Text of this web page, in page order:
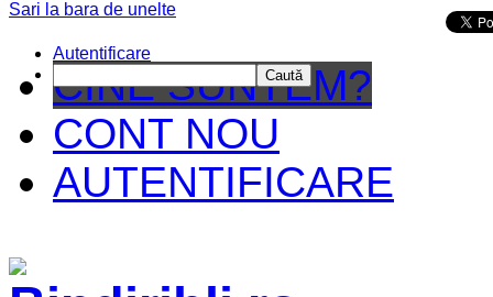
CINE SUNTEM?
CONT NOU
AUTENTIFICARE
Sari la bara de unelte
Autentificare
Caută